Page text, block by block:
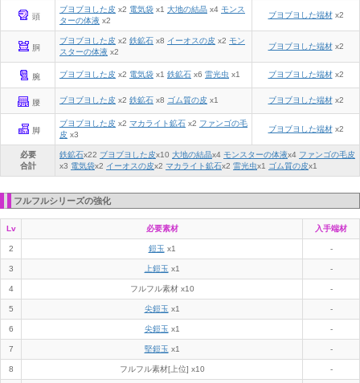
頭
ブヨブヨした皮 x2 電気袋 x1 大地の結晶 x4 モンス
ターの体液 x2
ブヨブヨした端材x2
胴
ブヨブヨした皮 x2 鉄鉱石 x8 イーオスの皮 x2 モン
スターの体液 x2
ブヨブヨした端材x2
腕 ブヨブヨした皮 x2 電気袋 x1 鉄鉱石 x6 雷光虫 x1 ブヨブヨした端材x2
腰 ブヨブヨした皮 x2 鉄鉱石 x8 ゴム質の皮 x1 ブヨブヨした端材x2
脚
ブヨブヨした皮 x2 マカライト鉱石 x2 ファンゴの毛
皮 x3
ブヨブヨした端材x2
必要
合計
鉄鉱石x22 ブヨブヨした皮x10 大地の結晶x4 モンスターの体液x4 ファンゴの毛皮
x3 電気袋x2 イーオスの皮x2 マカライト鉱石x2 雷光虫x1 ゴム質の皮x1
フルフルシリーズの強化
Lv 必要素材 入手端材
2 鎧玉 x1 -
3 上鎧玉 x1 -
4 フルフル素材 x10 -
5 尖鎧玉 x1 -
6 尖鎧玉 x1 -
7 堅鎧玉 x1 -
8 フルフル素材[上位] x10 -